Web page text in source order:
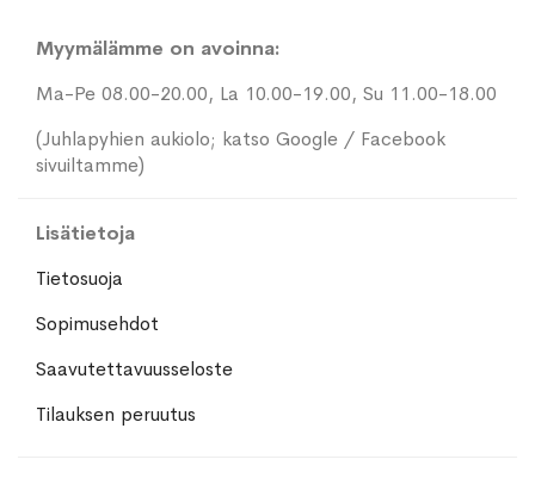
Myymälämme on avoinna:
Ma-Pe 08.00-20.00, La 10.00-19.00, Su 11.00-18.00
(Juhlapyhien aukiolo; katso Google / Facebook
sivuiltamme)
Lisätietoja
Tietosuoja
Sopimusehdot
Saavutettavuusseloste
Tilauksen peruutus